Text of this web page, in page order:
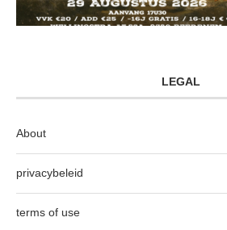
LEGAL
About
privacybeleid
terms of use